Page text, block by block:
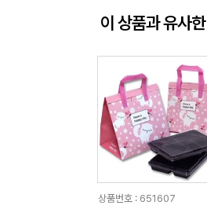
이 상품과 유사한
상품번호 : 651607